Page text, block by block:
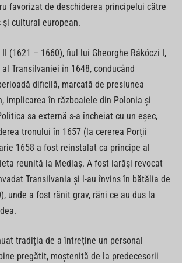
favorizat de deschiderea principelui către
cultural european.
II (1621 – 1660), fiul lui Gheorghe Rákóczi I,
Transilvaniei în 1648, conducând
dificilă, marcată de presiunea
implicarea în războaiele din Polonia și
sa externă s-a încheiat cu un eșec,
tronului în 1657 (la cererea Porții
1658 a fost reinstalat ca principe al
reunită la Mediaș. A fost iarăși revocat
Transilvania și l-au învins în bătălia de
unde a fost rănit grav, răni ce au dus la
tradiția de a întreține un personal
pregătit, moștenită de la predecesorii